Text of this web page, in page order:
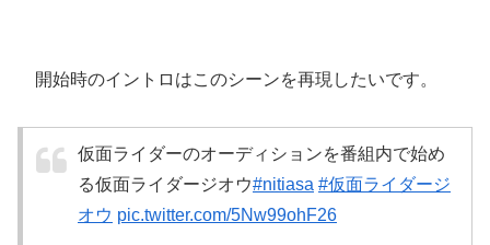
開始時のイントロはこのシーンを再現したいです。
仮面ライダーのオーディションを番組内で始め
る仮面ライダージオウ#nitiasa #仮面ライダージ
オウ pic.twitter.com/5Nw99ohF26